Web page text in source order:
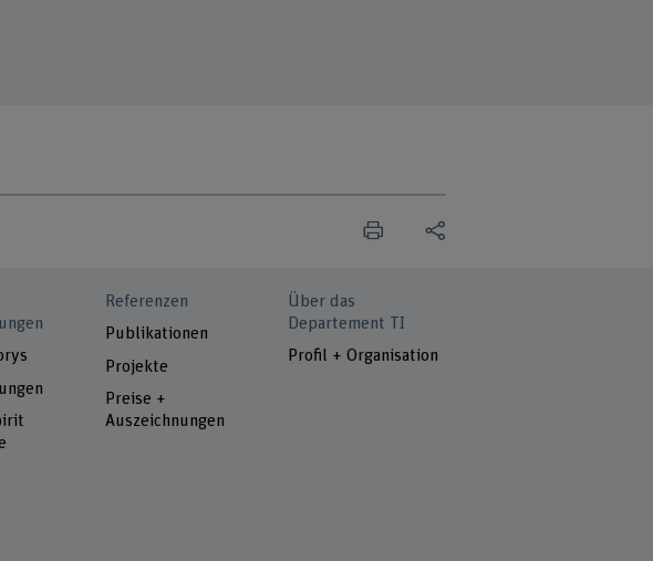
Referenzen
Publikationen
Projekte
Preise +
Auszeichnungen
Über das
Departement TI
Profil + Organisation